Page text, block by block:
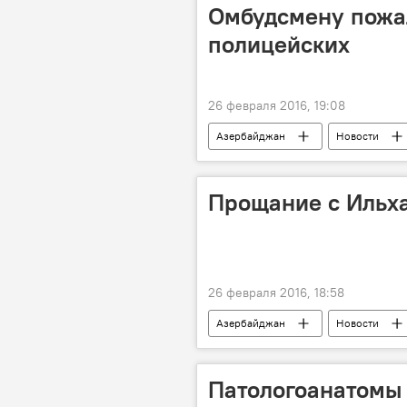
Омбудсмену
полицейских
26 февраля 2016, 19:08
Азербайджан Новости
Аппарат уполномоченного по
Нарушение прав
Прощание с
26 февраля 2016, 18:58
Азербайджан Новости
ЖИЗНЬ
Баку